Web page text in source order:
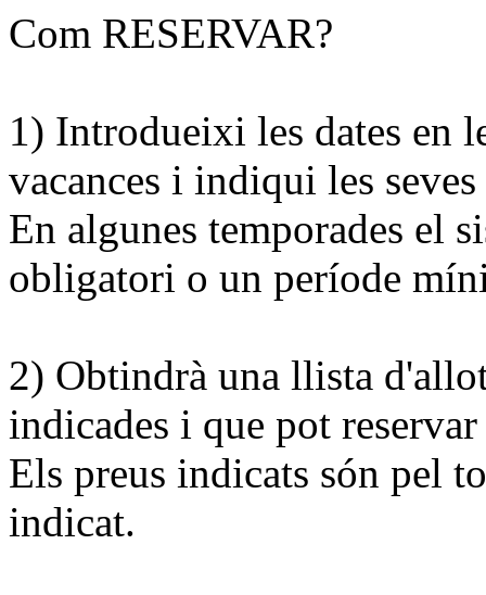
Com RESERVAR?
1) Introdueixi les dates en
vacances i indiqui les
En algunes temporades el
obligatori o un període
2) Obtindrà una llista
indicades i que pot
Els preus indicats són pel
indicat.